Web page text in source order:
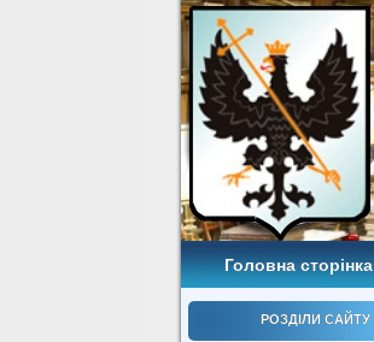
Головна сторінка
РОЗДІЛИ САЙТУ